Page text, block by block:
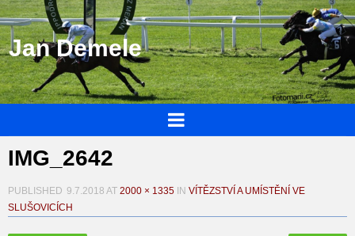
Jan Demele
IMG_2642
PUBLISHED 9.7.2018 AT 2000 × 1335 IN VÍTĚZSTVÍ A UMÍSTĚNÍ VE
SLUŠOVICÍCH